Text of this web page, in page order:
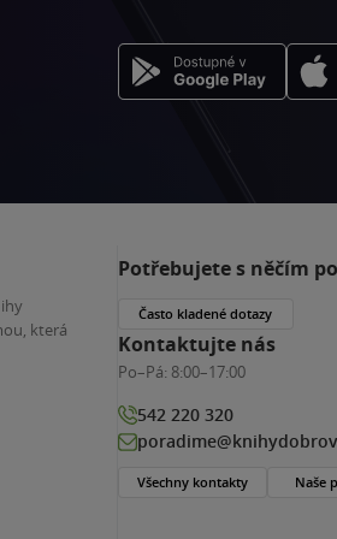
která
Potřebujete s něčím
Často kladené dotazy
Kontaktujte nás
Po–Pá: 8:00–17:00
542 220 320
Všechny kontakty Naše